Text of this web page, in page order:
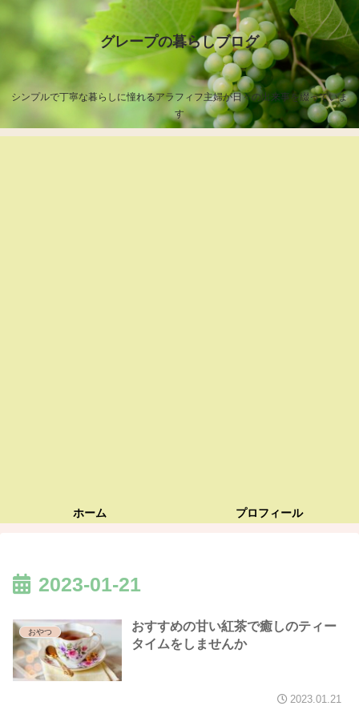
グレープの暮らしブログ
シンプルで丁寧な暮らしに憧れるアラフィフ主婦が日々の出来事を綴っていま
す
ホーム プロフィール
2023-01-21
おやつ
おすすめの甘い紅茶で癒しのティー
タイムをしませんか
2023.01.21